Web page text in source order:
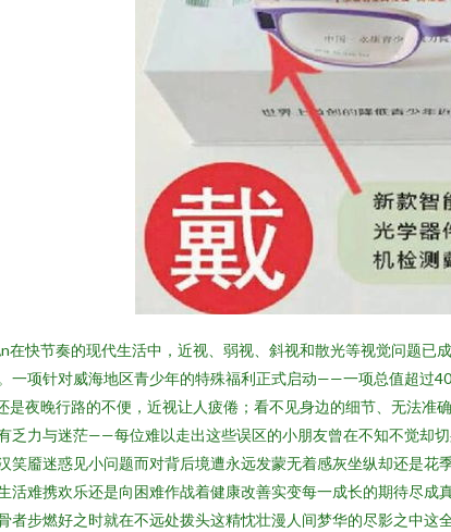
快节奏的现代生活中，近视、弱视、斜视和散光等视觉问题
一项针对威海地区青少年的特殊福利正式启动——一项总值超过
夜晚行路的不便，近视让人疲倦；看不见身边的细节、无法
乏力与迷茫——每位难以走出这些误区的小朋友曾在不知不觉
笑靥迷惑见小问题而对背后境遭永远发蒙无着感灰坐纵却还是
活难携欢乐还是向困难作战着健康改善实变每一成长的期待尽
者步燃好之时就在不远处拨头这精忱壮漫人间梦华的尽影之中